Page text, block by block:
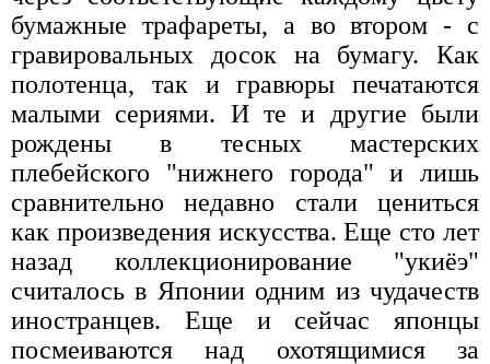
бумажные трафареты, а во втором - с
гравировальных досок на бумагу. Как
полотенца, так и гравюры печатаются
малыми сериями. И те и другие были
рождены в тесных мастерских
плебейского "нижнего города" и лишь
сравнительно недавно стали цениться
как произведения искусства. Еще сто лет
назад коллекционирование "укиёэ"
считалось в Японии одним из чудачеств
иностранцев. Еще и сейчас японцы
посмеиваются над охотящимися за